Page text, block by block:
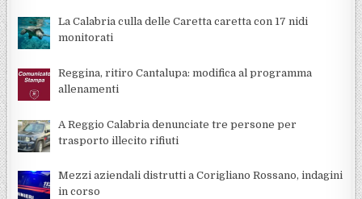
La Calabria culla delle Caretta caretta con 17 nidi
monitorati
Reggina, ritiro Cantalupa: modifica al programma
allenamenti
A Reggio Calabria denunciate tre persone per
trasporto illecito rifiuti
Mezzi aziendali distrutti a Corigliano Rossano, indagini
in corso